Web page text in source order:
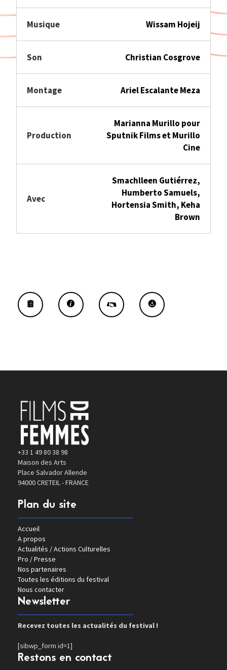
Musique Wissam Hojeij
Son Christian Cosgrove
Montage Ariel Escalante Meza
Production
Marianna Murillo pour
Sputnik Films et Murillo
Cine
Avec
Smachlleen Gutiérrez,
Humberto Samuels,
Hortensia Smith, Keha
Brown
+33 1 49 80 38 98
Maison des Arts
Place Salvador Allende
94000 CRETEIL - FRANCE
Plan du site
Accueil
A propos
Actualités / Actions Culturelles
Pro / Presse
Nos partenaires
Toutes les éditions du festival
Nous contacter
Newsletter
Recevez toutes les actualités du festival !
[sibwp_form id=1]
Restons en contact